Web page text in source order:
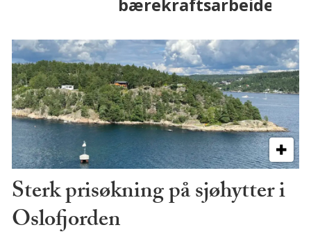
Sterk prisøkning på sjøhytter i
Oslofjorden